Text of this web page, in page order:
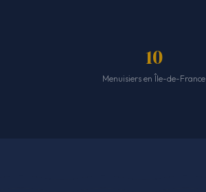
10
Menuisiers en Île-de-France